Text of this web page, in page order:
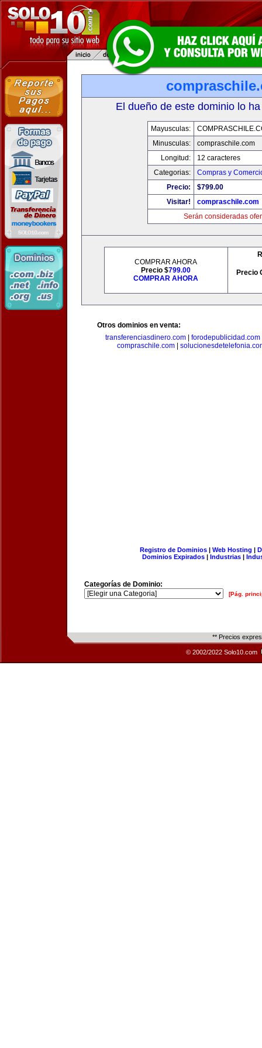
El dueño de este dominio lo
Mayusculas:
Minusculas:
compraschile.com
Longitud:
12 caracteres
Categorias:
Compras y
Precio:
$799.00
Visitar!
compraschile.com
Serán consideradas
COMPRAR AHORA
Precio $799.00
COMPRAR AHORA
Precio
Otros dominios en venta:
transferenciasdinero.com
forodepublicidad.com
compraschile.com
Registro de Dominios| Web Hosting |
Dominios Expirados | Industrias |
Categorías de Dominio:
[Pág.
** Precios
© 2002/2022 Solo10.com